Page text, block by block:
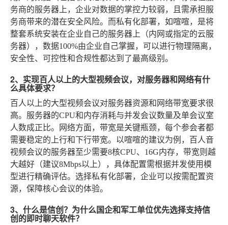
务商的服务器上，企业对数据的掌控力较弱，且需承担服
务商带来的潜在安全风险。而私有化部署，如喧喧，是将
整套系统安装在企业自己的服务器上（内网或指定的云服
务器），数据100%由企业自己掌握，可以进行物理隔离，
安全性、可控性和合规性都达到了最高级别。
2、实现百人以上的大型视频会议，对服务器和网络有什
么具体要求？
百人以上的大型视频会议对服务器资源和网络带宽要求很
高。服务器的CPU和内存消耗与并发会议数量及单会议室
人数成正比。网络方面，带宽是关键瓶颈，每个参会者都
需要稳定的上行和下行带宽。以喧喧的建议为例，百人音
视频会议的服务器至少需要8核CPU、16G内存，带宽则越
大越好（建议8Mbps以上），具体配置需根据并发使用模
型进行精确评估。选择私有化部署，企业可以按需配置资
源，保障核心会议的体验。
3、什么是信创？为什么国企和军工单位优先选择支持信
创的即时聊天软件？